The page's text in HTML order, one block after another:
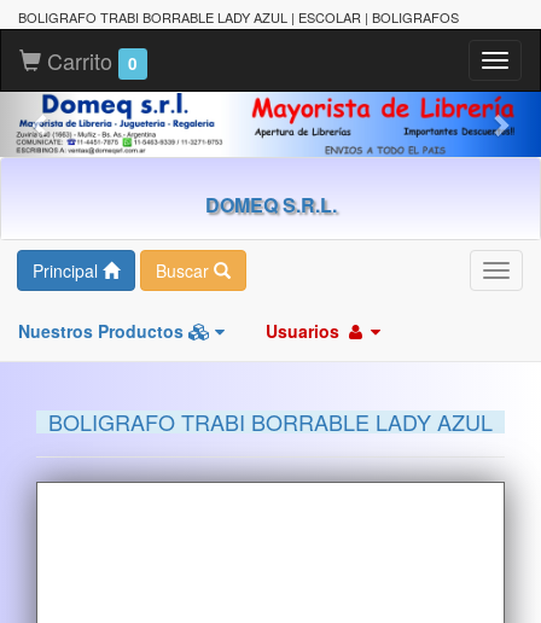
BOLIGRAFO TRABI BORRABLE LADY AZUL | ESCOLAR | BOLIGRAFOS
Carrito 0
DOMEQ S.R.L.
Principal Buscar
Nuestros Productos Usuarios
BOLIGRAFO TRABI BORRABLE LADY AZUL